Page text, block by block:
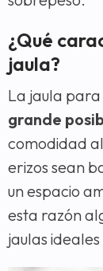
¿Qué
jaula?
La jaula
grande
comodidad
erizos sean
un espacio
esta razón
jaulas